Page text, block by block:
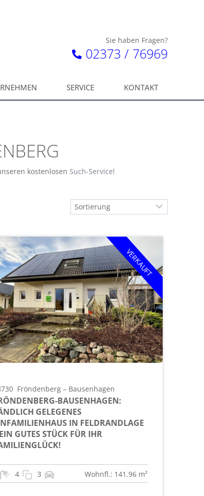
Sie haben Fragen?
02373 / 76969
SERVICE KONTAKT
kostenlosen Such-Service!
VERKAUFT
Fröndenberg – Bausenhagen
BAUSENHAGEN:
GELEGENES
IN FELDRANDLAGE
GUTES STÜCK FÜR IHR
4 3 Wohnfl.: 141.96 m²